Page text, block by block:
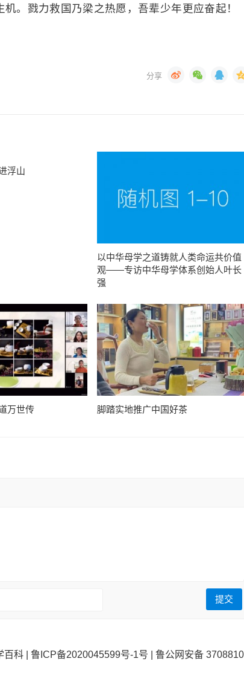
。戮力救国乃梁之热愿，吾辈少年更应奋起！
浮山
以中华母学之道铸就人类命运共价值
观——专访中华母学体系创始人叶长
强
万世传 脚踏实地推广中国好茶
百科 鲁ICP备2020045599号-1号 鲁公网安备